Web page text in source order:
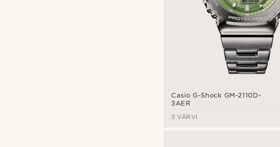
Casio G-Shock GM-2110D-
3AER
3 VÄRVI